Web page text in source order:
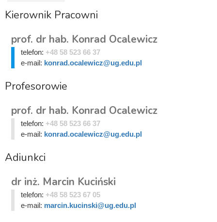
Kierownik Pracowni
prof. dr hab. Konrad Ocalewicz
telefon: +48 58 523 66 37
e-mail: konrad.ocalewicz@ug.edu.pl
Profesorowie
prof. dr hab. Konrad Ocalewicz
telefon: +48 58 523 66 37
e-mail: konrad.ocalewicz@ug.edu.pl
Adiunkci
dr inż. Marcin Kuciński
telefon: +48 58 523 67 05
e-mail: marcin.kucinski@ug.edu.pl